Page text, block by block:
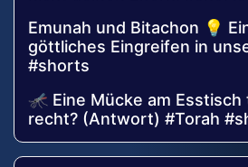
Emunah und Bitachon 💡
göttliches Eingreifen in
#shorts
🦟 Eine Mücke am
recht? (Antwort) #Torah